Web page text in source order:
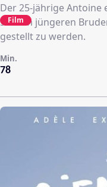
Der 25-jährige Antoine
seinem jüngeren
gestellt zu werden.
78
Min.
Film